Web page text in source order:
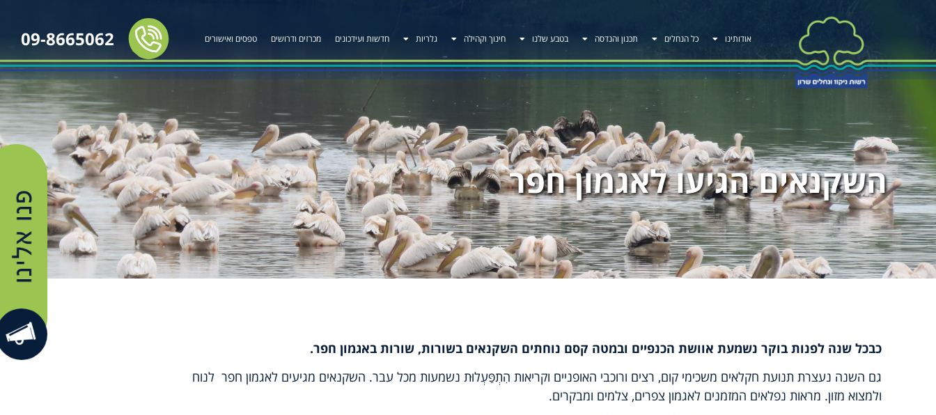
אודותינו כל הנחלים תכנון והנדסה בטבע שלנו חינוך וקהילה גלריות חדשות ועידכונים מכרזים ודרושים טפסים ואישורים 09-8665062
השקנאים הגיעו לאגמון חפר
כבכל שנה לפנות בוקר נשמעת אוושת הכנפיים ובמטה קסם נוחתים השקנאים בשורות, שורות באגמון חפר.
גם השנה נעצרת תנועת חקלאים משכימי קום, רצים ורוכבי האופניים וקריאות הִתְפַּעְלוּת נשמעות מכל עבר. השקנאים מגיעים לאגמון חפר לנוח
ולמצוא מזון. מראות נפלאים המזמנים לאגמון צפרים, צלמים ומבקרים.